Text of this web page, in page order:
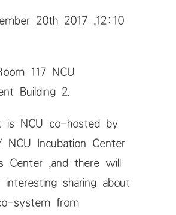
20th 2017 ,12:10
117 NCU
Building 2.
is NCU co-hosted by
NCU Incubation Center
Center ,and there will
sharing about
system from